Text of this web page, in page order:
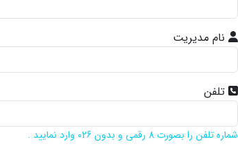
نام مدیریت
تلفن
شماره تلفن را بصورت 8 رقمی و بدون 026 وارد نمایید .